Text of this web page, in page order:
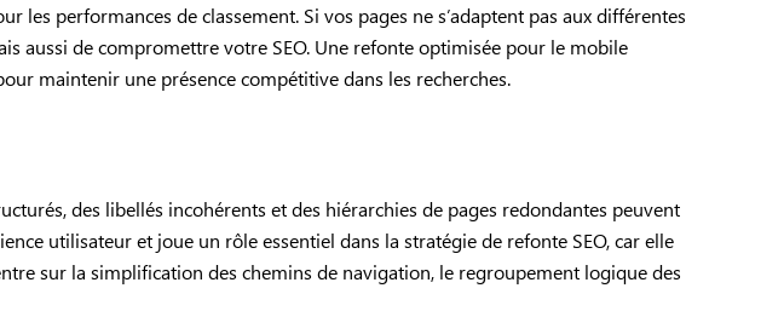
performances de classement. Si vos pages ne s’adaptent pas aux différentes
aussi de compromettre votre SEO. Une refonte optimisée pour le mobile
maintenir une présence compétitive dans les recherches.
des libellés incohérents et des hiérarchies de pages redondantes peuvent
utilisateur et joue un rôle essentiel dans la stratégie de refonte SEO, car elle
sur la simplification des chemins de navigation, le regroupement logique des